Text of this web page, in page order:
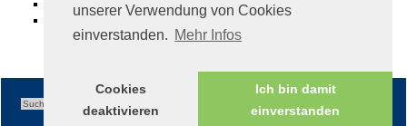
unserer Verwendung von Cookies
einverstanden. Mehr Infos
Cookies
deaktivieren
Ich bin damit
einverstanden
Adresse & Standort